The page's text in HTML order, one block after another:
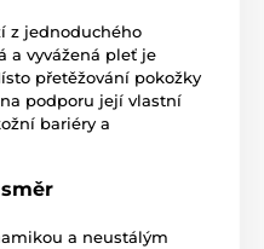
z jednoduchého
a vyvážená pleť je
přetěžování pokožky
podporu její vlastní
bariéry a
a neustálým